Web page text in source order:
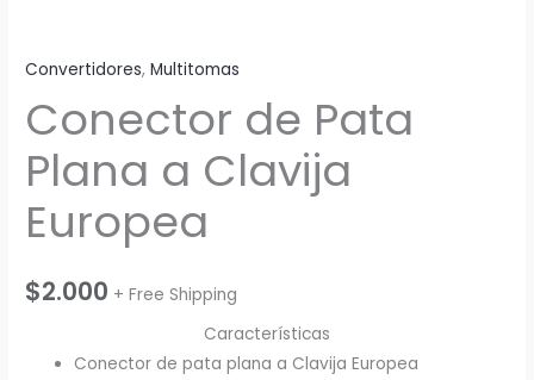
Convertidores,Multitomas
Conector de Pata
Plana a Clavija
Europea
$2.000 + Free Shipping
Características
Conector de pata plana a Clavija Europea